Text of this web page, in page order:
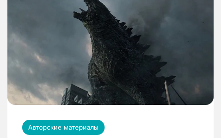
Авторские материалы